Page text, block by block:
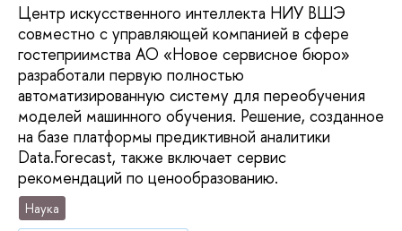
Центр искусственного интеллекта НИУ ВШЭ
совместно с управляющей компанией в сфере
гостеприимства АО «Новое сервисное бюро»
разработали первую полностью
автоматизированную систему для переобучения
моделей машинного обучения. Решение, созданное
на базе платформы предиктивной аналитики
Data.Forecast, также включает сервис
рекомендаций по ценообразованию.
Наука